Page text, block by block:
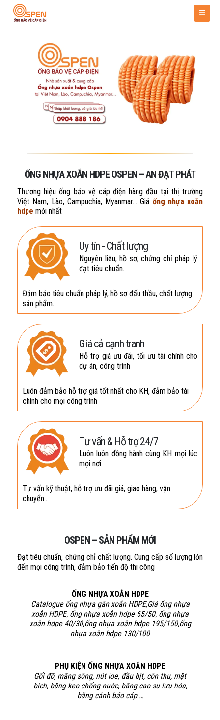
ỐNG NHỰA XOẮN HDPE OSPEN – AN ĐẠT PHÁT
Thương hiệu ống bảo vệ cáp điện hàng đầu tại thị trường
Việt Nam, Lào, Campuchia, Myanmar… Giá ống nhựa xoắn
hdpe mới nhất
Uy tín - Chất lượng
Nguyên liệu, hồ sơ, chứng chỉ pháp lý
đạt tiêu chuẩn.
Đảm bảo tiêu chuẩn pháp lý, hồ sơ đấu thầu, chất lượng
sản phẩm.
Giá cả cạnh tranh
Hỗ trợ giá ưu đãi, tối ưu tài chính cho
dự án, công trình
Luôn đảm bảo hỗ trợ giá tốt nhất cho KH, đảm bảo tài
chính cho mọi công trình
Tư vấn & Hỗ trợ 24/7
Luôn luôn đồng hành cùng KH mọi lúc
mọi nơi
Tư vấn kỹ thuật, hỗ trợ ưu đãi giá, giao hàng, vận
chuyển…
OSPEN – SẢN PHẨM MỚI
Đạt tiêu chuẩn, chứng chỉ chất lượng. Cung cấp số lượng lớn
đến mọi công trình, đảm bảo tiến độ thi công
ỐNG NHỰA XOẮN HDPE
Catalogue ống nhựa gân xoắn HDPE,Giá ống nhựa
xoắn HDPE, ống nhựa xoắn hdpe 65/50, ống nhựa
xoắn hdpe 40/30,ống nhựa xoắn hdpe 195/150,ống
nhựa xoắn hdpe 130/100
PHỤ KIỆN ỐNG NHỰA XOẮN HDPE
Gối đỡ, măng sông, nút loe, đầu bịt, côn thu, mặt
bích, băng keo chống nước, băng cao su lưu hóa,
băng cảnh báo cáp …